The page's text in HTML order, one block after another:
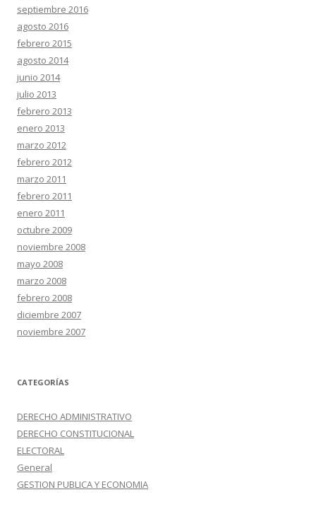
septiembre 2016
agosto 2016
febrero 2015
agosto 2014
junio 2014
julio 2013
febrero 2013
enero 2013
marzo 2012
febrero 2012
marzo 2011
febrero 2011
enero 2011
octubre 2009
noviembre 2008
mayo 2008
marzo 2008
febrero 2008
diciembre 2007
noviembre 2007
CATEGORÍAS
DERECHO ADMINISTRATIVO
DERECHO CONSTITUCIONAL
ELECTORAL
General
GESTION PUBLICA Y ECONOMIA